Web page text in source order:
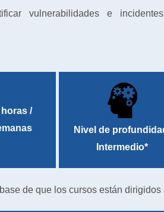
vulnerabilidades e
horas /
Nivel de
Intermedio*
de que los cursos están